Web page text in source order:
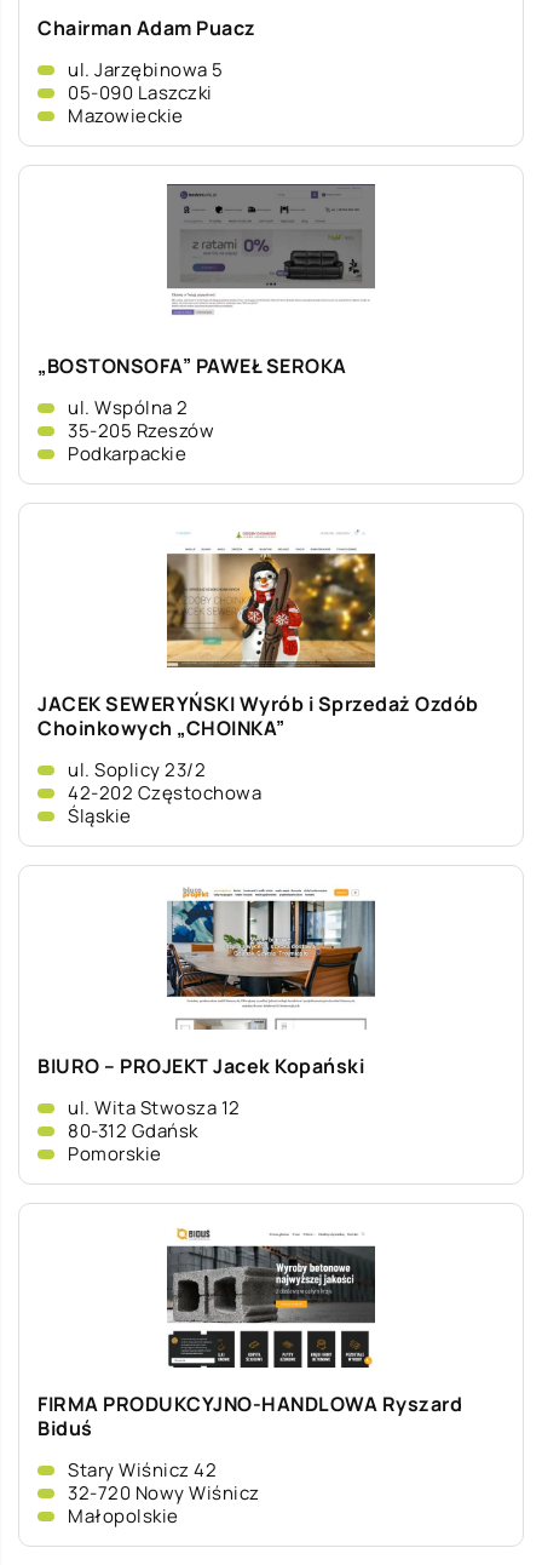
Chairman Adam Puacz
ul. Jarzębinowa 5
05-090 Laszczki
Mazowieckie
„BOSTONSOFA” PAWEŁ SEROKA
ul. Wspólna 2
35-205 Rzeszów
Podkarpackie
JACEK SEWERYŃSKI Wyrób i Sprzedaż Ozdób
Choinkowych „CHOINKA”
ul. Soplicy 23/2
42-202 Częstochowa
Śląskie
BIURO – PROJEKT Jacek Kopański
ul. Wita Stwosza 12
80-312 Gdańsk
Pomorskie
FIRMA PRODUKCYJNO-HANDLOWA Ryszard
Biduś
Stary Wiśnicz 42
32-720 Nowy Wiśnicz
Małopolskie